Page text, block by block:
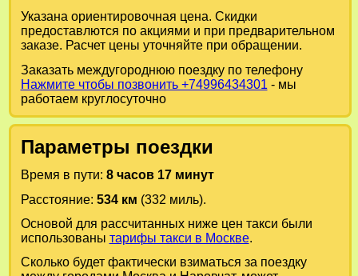
Указана ориентировочная цена. Скидки
предоставлются по акциями и при предварительном
заказе. Расчет цены уточняйте при обращении.
Заказать междугороднюю поездку по телефону
Нажмите чтобы позвонить +74996434301 - мы
работаем круглосуточно
Параметры поездки
Время в пути: 8 часов 17 минут
Расстояние: 534 км (332 миль).
Основой для рассчитанных ниже цен такси были
использованы тарифы такси в Москве.
Сколько будет фактически взиматься за поездку